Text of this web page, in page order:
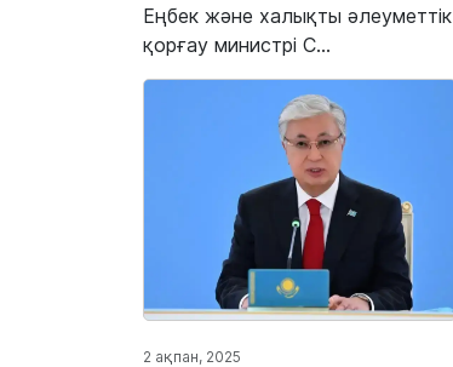
Еңбек және халықты әлеуметтік
қорғау министрі С...
2 ақпан, 2025